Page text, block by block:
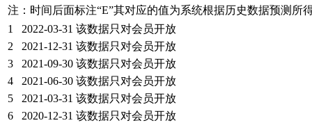
注：时间后面标注“E”其对应的值为系统根据历史数据预测所
1
2022-03-31 该数据只对会员开放
2
2021-12-31 该数据只对会员开放
3
2021-09-30 该数据只对会员开放
4
2021-06-30 该数据只对会员开放
5
2021-03-31 该数据只对会员开放
6
2020-12-31 该数据只对会员开放